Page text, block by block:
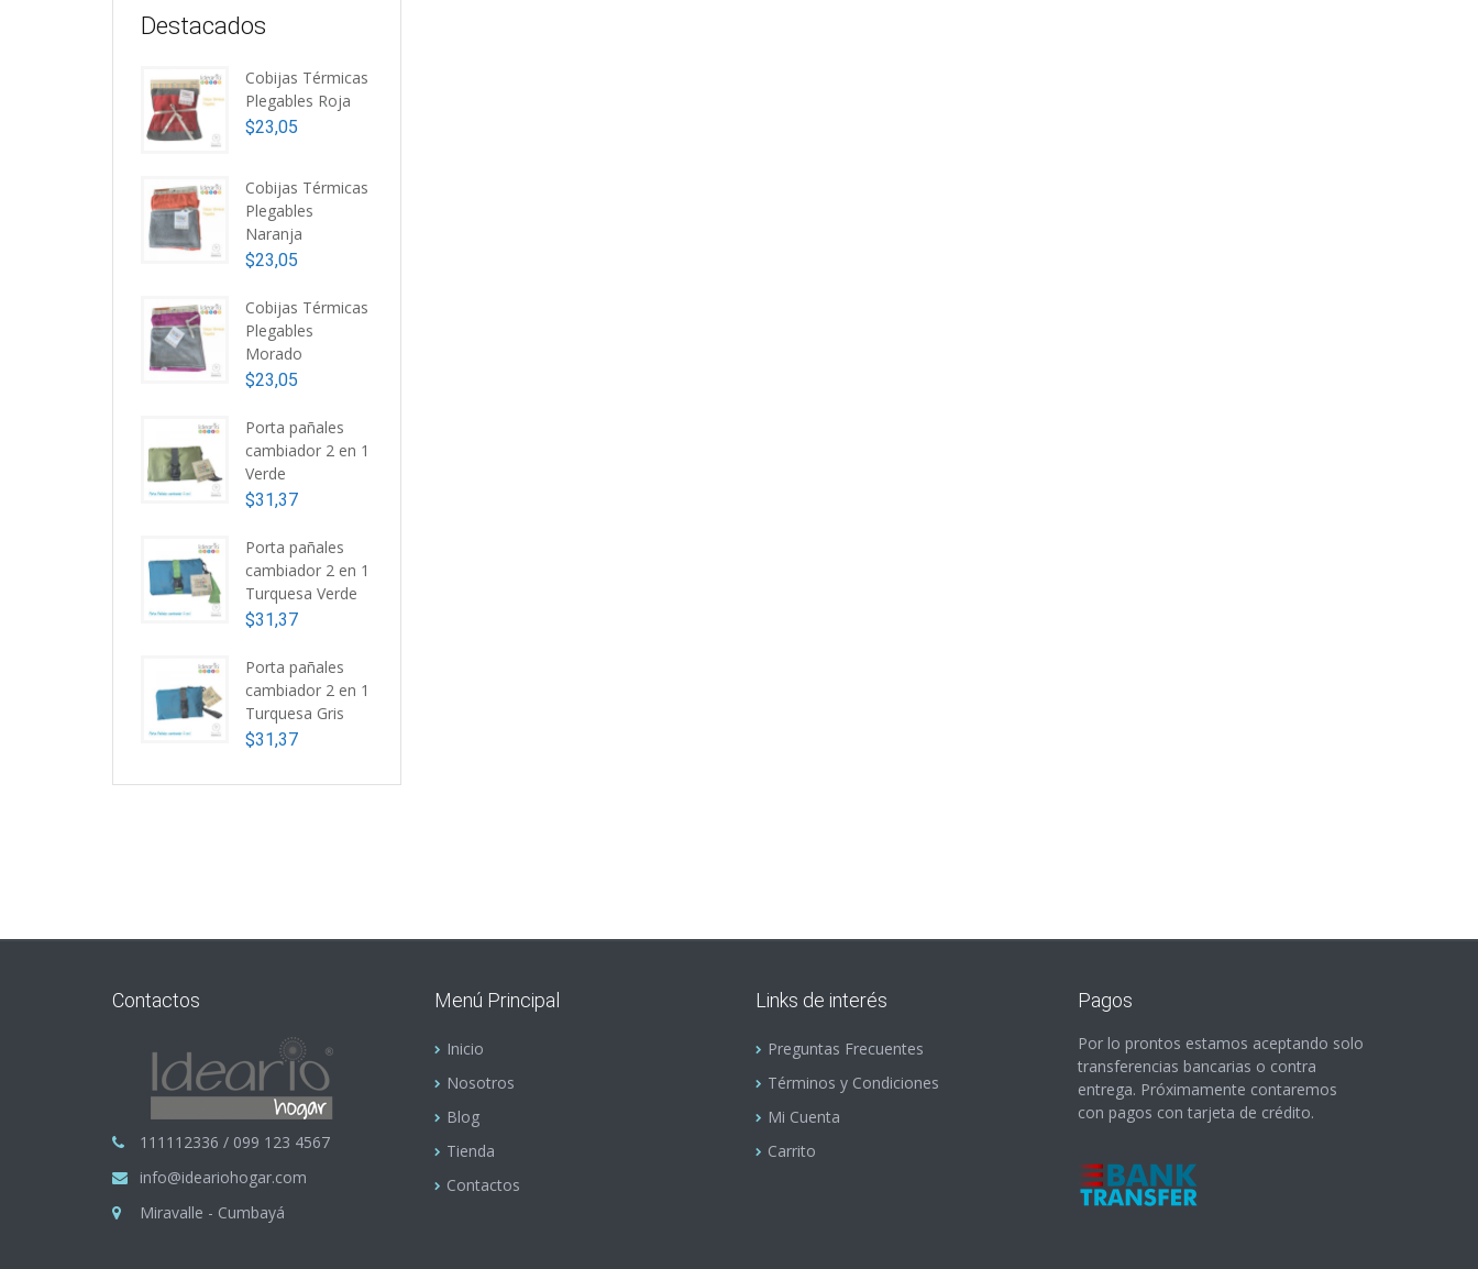
Destacados
Cobijas Térmicas
Plegables Roja
$23,05
Cobijas Térmicas
Plegables
Naranja
$23,05
Cobijas Térmicas
Plegables
Morado
$23,05
Porta pañales
cambiador 2 en 1
Verde
$31,37
Porta pañales
cambiador 2 en 1
Turquesa Verde
$31,37
Porta pañales
cambiador 2 en 1
Turquesa Gris
$31,37
Contactos
111112336 / 099 123 4567
info@ideariohogar.com
Miravalle - Cumbayá
Menú Principal
Inicio
Nosotros
Blog
Tienda
Contactos
Links de interés
Preguntas Frecuentes
Términos y Condiciones
Mi Cuenta
Carrito
Pagos
Por lo prontos estamos aceptando solo
transferencias bancarias o contra
entrega. Próximamente contaremos
con pagos con tarjeta de crédito.